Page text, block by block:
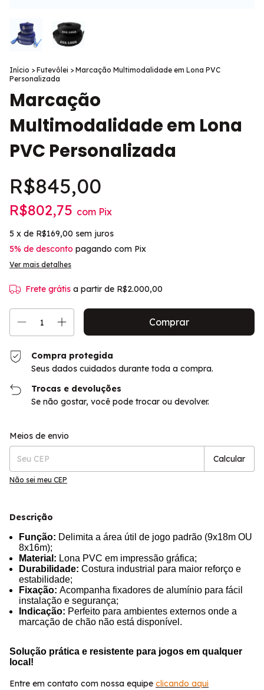
Início > Futevôlei > Marcação Multimodalidade em Lona PVC
Personalizada
Marcação
Multimodalidade em Lona
PVC Personalizada
R$845,00
R$802,75 com Pix
5 x de R$169,00 sem juros
5% de desconto pagando com Pix
Ver mais detalhes
Frete grátis a partir de R$2.000,00
Compra protegida
Seus dados cuidados durante toda a compra.
Trocas e devoluções
Se não gostar, você pode trocar ou devolver.
Entregas para o CEP:
Meios de envio
Calcular
Não sei meu CEP
Descrição
Função: Delimita a área útil de jogo padrão (9x18m OU
8x16m);
Material: Lona PVC em impressão gráfica;
Durabilidade: Costura industrial para maior reforço e
estabilidade;
Fixação: Acompanha fixadores de alumínio para fácil
instalação e segurança;
Indicação: Perfeito para ambientes externos onde a
marcação de chão não está disponível.
Solução prática e resistente para jogos em qualquer
local!
Entre em contato com nossa equipe clicando aqui